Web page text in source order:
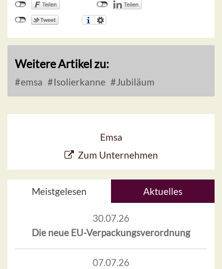
Weitere Artikel zu:
emsa Isolierkanne Jubiläum
Emsa
Zum Unternehmen
Meistgelesen Aktuelles
30.07.26
Die neue EU-Verpackungsverordnung
07.07.26